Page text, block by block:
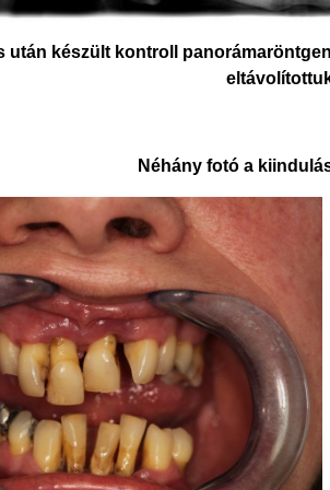
után készült kontroll
Néhány fotó a